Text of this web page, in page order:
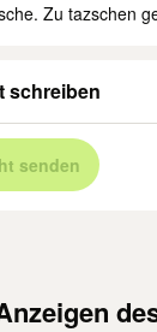
Zu tazschen
schreiben
senden